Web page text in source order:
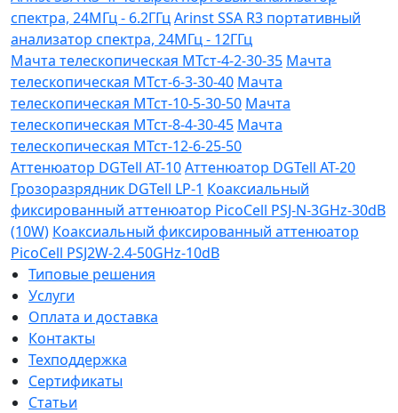
спектра, 24МГц - 6.2ГГцArinst SSA R3 портативный
анализатор спектра, 24МГц - 12ГГц
Мачта телескопическая МТст-4-2-30-35 Мачта
телескопическая МТст-6-3-30-40 Мачта
телескопическая МТст-10-5-30-50 Мачта
телескопическая МТст-8-4-30-45 Мачта
телескопическая МТст-12-6-25-50
Аттенюатор DGTell AT-10Аттенюатор DGTell AT-20
Грозоразрядник DGTell LP-1 Коаксиальный
фиксированный аттенюатор PicoCell PSJ-N-3GHz-30dB
(10W) Коаксиальный фиксированный аттенюатор
PicoCell PSJ2W-2.4-50GHz-10dB
Типовые решения
Услуги
Оплата и доставка
Контакты
Техподдержка
Сертификаты
Статьи